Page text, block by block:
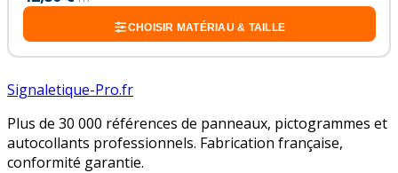
CHOISIR MATÉRIAU & TAILLE
Signaletique-Pro.fr
Plus de 30 000 références de panneaux, pictogrammes et
autocollants professionnels. Fabrication française,
conformité garantie.